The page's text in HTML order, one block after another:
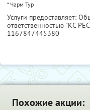
* Чарм Тур
Услуги предоставляет:
ответственностью "КС
1167847445380
Похожие акции: